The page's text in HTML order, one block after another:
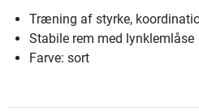
Træning af styrke,
Stabile rem med lynklemlåse
Farve: sort